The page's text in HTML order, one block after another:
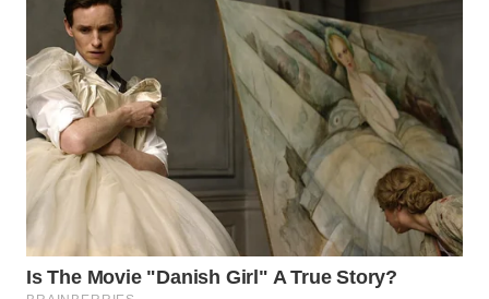
WAHANA
TV
WAHANANEWS
ID
WAHANANEWS
CO ID
WAHANANEWS
NET